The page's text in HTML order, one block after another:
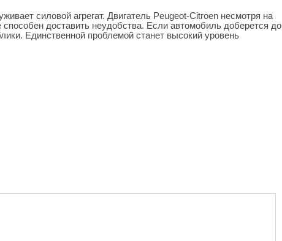
силовой агрегат. Двигатель Peugeot-Citroen несмотря на
доставить неудобства. Если автомобиль доберется до
Единственной проблемой станет высокий уровень